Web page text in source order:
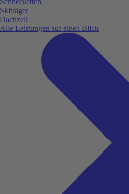
Skiträger
Dachzelt
Alle Leistungen auf einen Blick